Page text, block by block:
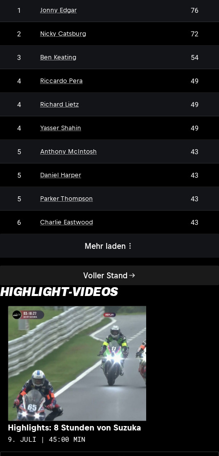
Voller Stand
1 Jonny Edgar 76
2 Nicky Catsburg 72
3 Ben Keating 54
4 Riccardo Pera 49
4 Richard Lietz 49
4 Yasser Shahin 49
5 Anthony McIntosh 43
5 Daniel Harper 43
5 Parker Thompson 43
6 Charlie Eastwood 43
Mehr laden
HIGHLIGHT-VIDEOS
Highlights: 8 Stunden von Suzuka
9. JULI | 45:00 MIN